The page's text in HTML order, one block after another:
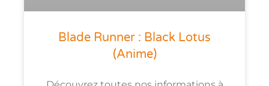
Blade Runner : Black Lotus
(anime)